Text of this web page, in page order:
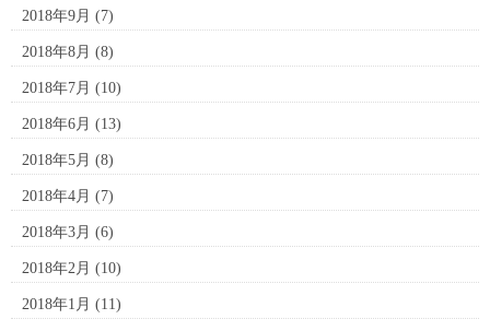
2018年9月 (7)
2018年8月 (8)
2018年7月 (10)
2018年6月 (13)
2018年5月 (8)
2018年4月 (7)
2018年3月 (6)
2018年2月 (10)
2018年1月 (11)